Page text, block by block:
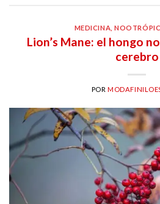
MEDICINA ,
Lion’s Mane: el hongo
cerebro
POR